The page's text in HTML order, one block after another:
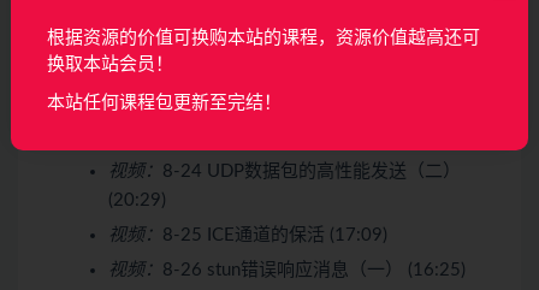
视频：8-21 添加指纹属性 (05:20)
视频：
视频：8-23 UDP数据包的高性能发送（一）
视频： 8-24 UDP数据包的高性能发送（二）
(20:29)
视频： 8-25 ICE通道的保活 (17:09)
视频： 8-26 stun错误响应消息（一） (16:25)
根据资源的价值可换购本站的课程，资源价值越高还可
换取本站会员！
本站任何课程包更新至完结！